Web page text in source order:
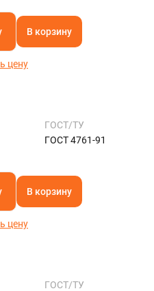
В корзину
цену
ГОСТ/ТУ
ГОСТ 4761-91
В корзину
цену
ГОСТ/ТУ